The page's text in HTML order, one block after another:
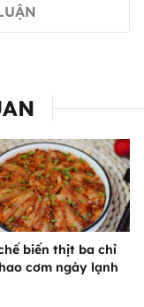
biến thịt ba chỉ
cơm ngày lạnh